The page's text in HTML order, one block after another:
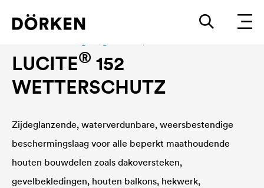
LUCITE® 152
WETTERSCHUTZ
Zijdeglanzende, waterverdunbare, weersbestendige
beschermingslaag voor alle beperkt maathoudende
houten bouwdelen zoals dakoversteken,
gevelbekledingen, houten balkons, hekwerk,